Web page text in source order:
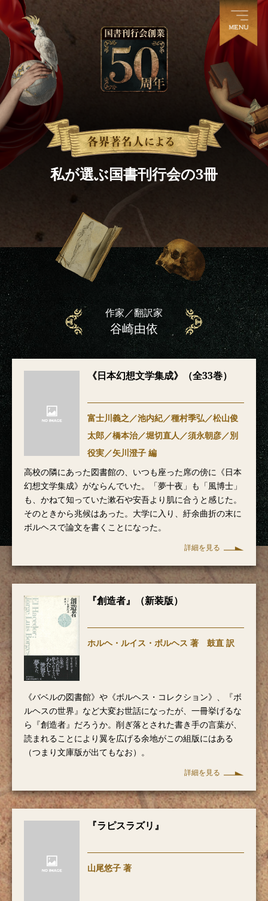
私が選ぶ国書刊行会の3冊
作家／翻訳家
谷崎由依
《日本幻想文学集成》（全33巻）
富士川義之／池内紀／種村季弘／松山俊
太郎／橋本治／堀切直人／須永朝彦／別
役実／矢川澄子 編
高校の隣にあった図書館の、いつも座った席の傍に《日本
幻想文学集成》がならんでいた。「夢十夜」も「風博士」
も、かねて知っていた漱石や安吾より肌に合うと感じた。
そのときから兆候はあった。大学に入り、紆余曲折の末に
ボルヘスで論文を書くことになった。
詳細を見る
『創造者』（新装版）
ホルヘ・ルイス・ボルヘス 著 鼓直 訳
《バベルの図書館》や《ボルヘス・コレクション》、『ボ
ルヘスの世界』など大変お世話になったが、一冊挙げるな
ら『創造者』だろうか。削ぎ落とされた書き手の言葉が、
読まれることにより翼を広げる余地がこの組版にはある
（つまり文庫版が出てもなお）。
詳細を見る
『ラピスラズリ』
山尾悠子 著